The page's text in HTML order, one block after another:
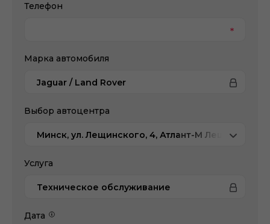
Телефон
Марка автомобиля
Jaguar / Land Rover
Выбор автоцентра
Минск, ул. Лещинского, 4, Атлант-М Лещинского
Услуга
Техническое обслуживание
Дата